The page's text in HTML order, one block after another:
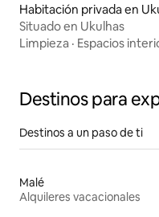
Habitación privada en
Situado en Ukulhas
Limpieza · Espacios
Destinos para
Destinos a un paso de ti
Malé
Alquileres vacacionales